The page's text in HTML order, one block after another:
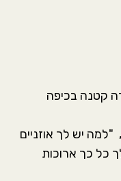
קטנה בכיפה
"למה יש לך אוזניים
כל כך ארוכות